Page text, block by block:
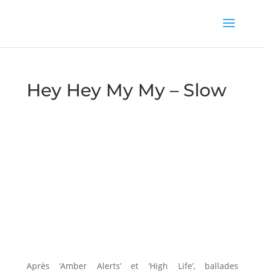
Hey Hey My My – Slow
Après ‘Amber Alerts’ et ‘High Life’, ballades